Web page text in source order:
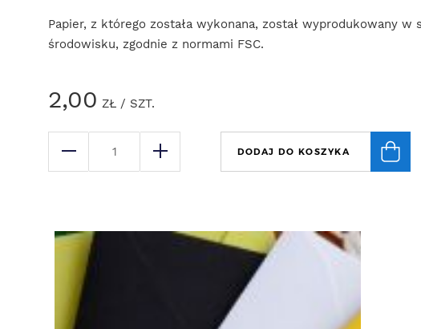
Papier, z którego została wykonana, został wyprodukowany w
środowisku, zgodnie z normami FSC.
2,00 ZŁ / SZT.
DODAJ DO KOSZYKA